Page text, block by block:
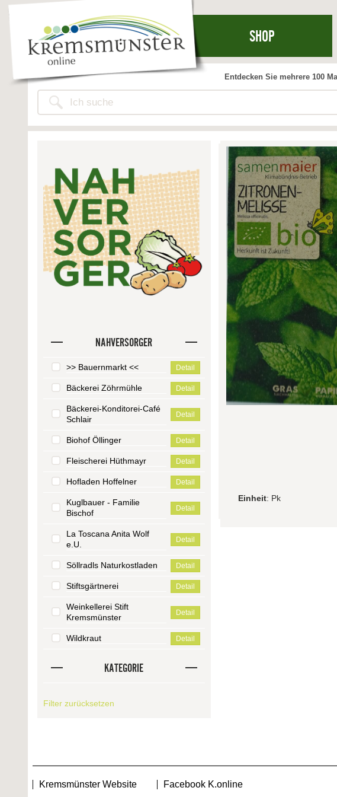
SHOP
Entdecken Sie mehrere 100
NAHVERSORGER
>> Bauernmarkt << Detail
Bäckerei Zöhrmühle Detail
Bäckerei-Konditorei-Café
Schlair
Detail
Biohof Öllinger Detail
Fleischerei Hüthmayr Detail
Hofladen Hoffelner Detail
Kuglbauer - Familie
Bischof
Detail
La Toscana Anita Wolf
e.U.
Detail
Söllradls Naturkostladen Detail
Stiftsgärtnerei Detail
Weinkellerei Stift
Kremsmünster
Detail
Wildkraut Detail
KATEGORIE
Filter zurücksetzen
Einheit: Pk
Kremsmünster Website Facebook K.online